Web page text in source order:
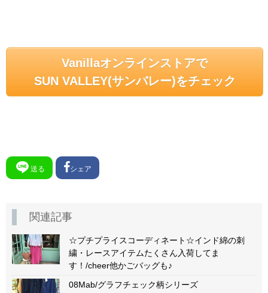
Vanillaオンラインストアで
SUN VALLEY(サンバレー)をチェック
送る シェア
関連記事
☆プチプライスコーディネート☆インド綿の刺
繍・レースアイテムたくさん入荷してま
す！/cheer他かごバッグも♪
08Mab/グラフチェック柄シリーズ